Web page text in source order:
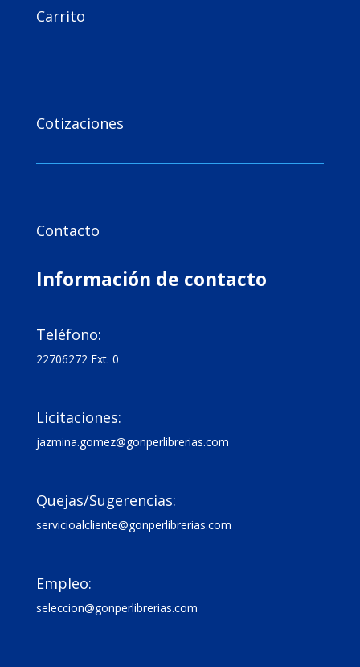
Carrito
Cotizaciones
Contacto
Información de contacto
Teléfono:
22706272 Ext. 0
Licitaciones:
jazmina.gomez@gonperlibrerias.com
Quejas/Sugerencias:
servicioalcliente@gonperlibrerias.com
Empleo:
seleccion@gonperlibrerias.com